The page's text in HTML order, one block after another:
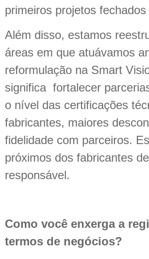
primeiros projetos
Além disso, estamos
áreas em que atuávamos
reformulação na Smart
significa fortalecer
o nível das certificações
fabricantes, maiores
fidelidade com parceiros.
próximos dos fabricantes
responsável.
Como você enxerga a
termos de negócios?